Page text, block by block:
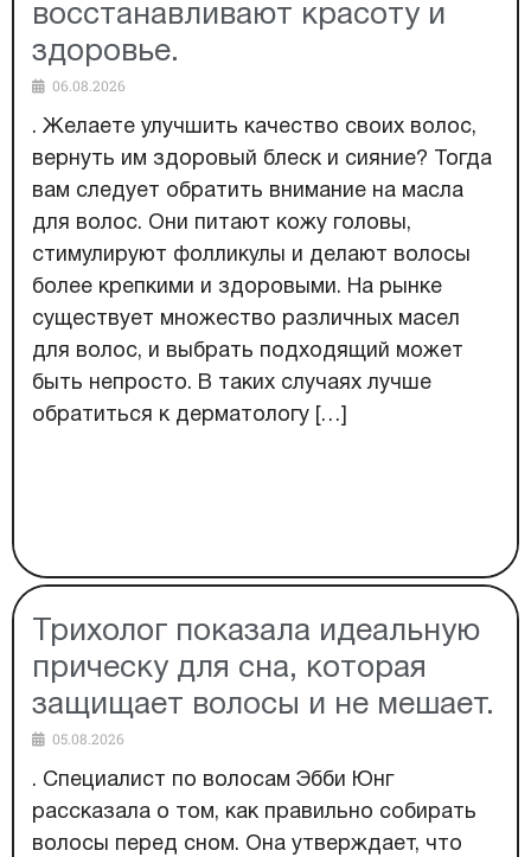
восстанавливают красоту и
здоровье.
06.08.2026
. Желаете улучшить качество своих волос,
вернуть им здоровый блеск и сияние? Тогда
вам следует обратить внимание на масла
для волос. Они питают кожу головы,
стимулируют фолликулы и делают волосы
более крепкими и здоровыми. На рынке
существует множество различных масел
для волос, и выбрать подходящий может
быть непросто. В таких случаях лучше
обратиться к дерматологу […]
Трихолог показала идеальную
прическу для сна, которая
защищает волосы и не мешает.
05.08.2026
. Специалист по волосам Эбби Юнг
рассказала о том, как правильно собирать
волосы перед сном. Она утверждает, что